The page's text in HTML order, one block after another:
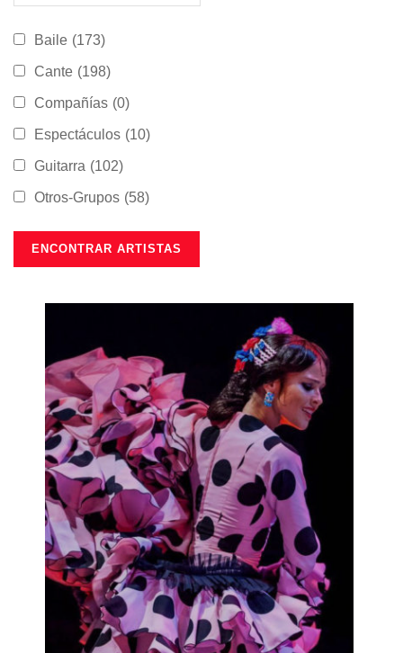
Baile (173)
Cante (198)
Compañías (0)
Espectáculos (10)
Guitarra (102)
Otros-Grupos (58)